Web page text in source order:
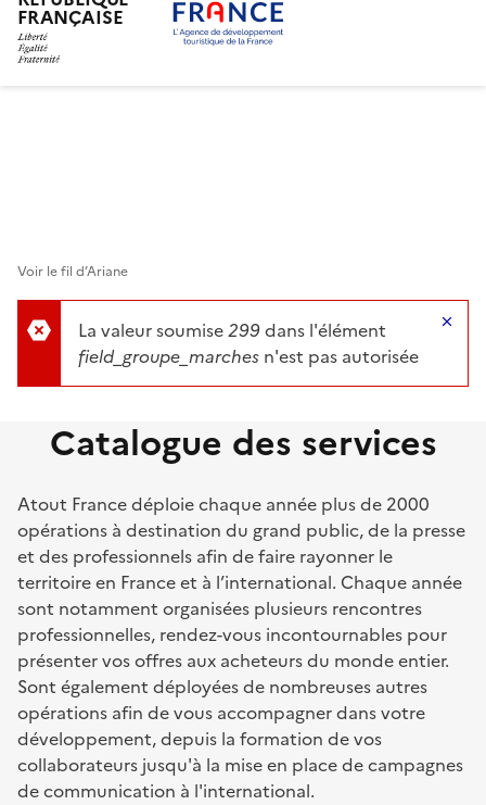
FRANÇAISE
Voir le fil d’Ariane
La valeur soumise299dans l'élément
field_groupe_marches n'est pas autorisée
Catalogue des services
Atout France déploie chaque année plus de 2000
opérations à destination du grand public, de la presse
et des professionnels afin de faire rayonner le
territoire en France et à l’international. Chaque année
sont notamment organisées plusieurs rencontres
professionnelles, rendez-vous incontournables pour
présenter vos offres aux acheteurs du monde entier.
Sont également déployées de nombreuses autres
opérations afin de vous accompagner dans votre
développement, depuis la formation de vos
collaborateurs jusqu'à la mise en place de campagnes
de communication à l'international.